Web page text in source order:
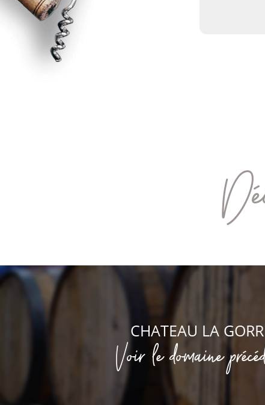
CHATEAU LA
Voir le domaine